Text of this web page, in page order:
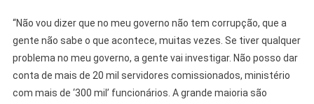
“Não vou dizer que no meu governo não tem corrupção, que a
gente não sabe o que acontece, muitas vezes. Se tiver qualquer
problema no meu governo, a gente vai investigar. Não posso dar
conta de mais de 20 mil servidores comissionados, ministério
com mais de ‘300 mil’ funcionários. A grande maioria são